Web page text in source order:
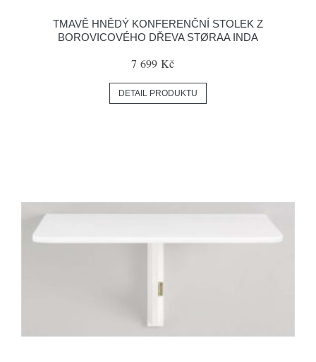
TMAVĚ HNĚDÝ KONFERENČNÍ STOLEK Z
BOROVICOVÉHO DŘEVA STØRAA INDA
7 699 Kč
DETAIL PRODUKTU